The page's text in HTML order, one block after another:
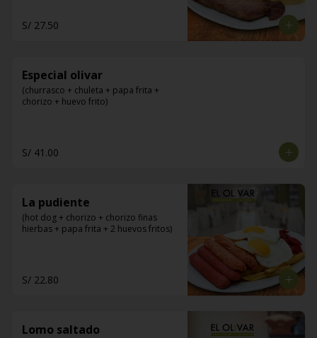
S/ 27.50
Especial olivar
(churrasco + chuleta + papa frita +
chorizo + huevo frito)
S/ 41.00
La pudiente
(hot dog + chorizo + chorizo finas
hierbas + papa frita + 2 huevos fritos)
S/ 22.80
Lomo saltado